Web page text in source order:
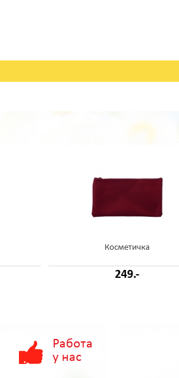
Косметичка
249.-
Работа
у нас